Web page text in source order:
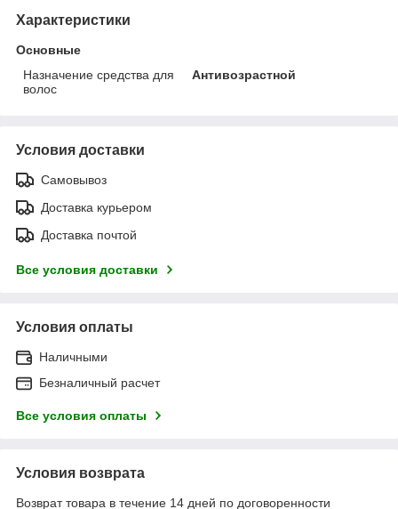
Характеристики
Основные
Назначение средства для
волос
Антивозрастной
Условия доставки
Самовывоз
Доставка курьером
Доставка почтой
Все условия доставки
Условия оплаты
Наличными
Безналичный расчет
Все условия оплаты
Условия возврата
Возврат товара в течение 14 дней по договоренности